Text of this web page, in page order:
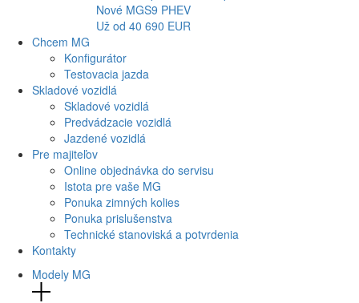
Nové MGS9 PHEV
Už od 40 690 EUR
Chcem MG
Konfigurátor
Testovacia jazda
Skladové vozidlá
Skladové vozidlá
Predvádzacie vozidlá
Jazdené vozidlá
Pre majiteľov
Online objednávka do servisu
Istota pre vaše MG
Ponuka zimných kolies
Ponuka prislušenstva
Technické stanoviská a potvrdenia
Kontakty
Modely MG